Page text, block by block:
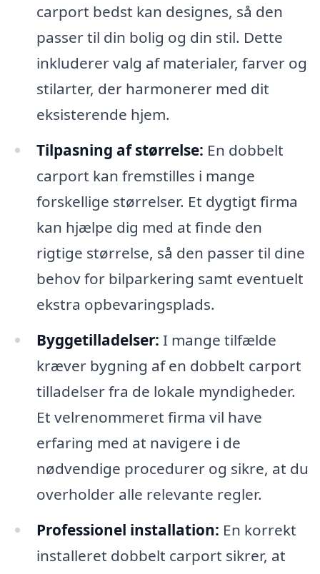
carport bedst kan designes, så den
passer til din bolig og din stil. Dette
inkluderer valg af materialer, farver og
stilarter, der harmonerer med dit
eksisterende hjem.
Tilpasning af størrelse: En dobbelt
carport kan fremstilles i mange
forskellige størrelser. Et dygtigt firma
kan hjælpe dig med at finde den
rigtige størrelse, så den passer til dine
behov for bilparkering samt eventuelt
ekstra opbevaringsplads.
Byggetilladelser: I mange tilfælde
kræver bygning af en dobbelt carport
tilladelser fra de lokale myndigheder.
Et velrenommeret firma vil have
erfaring med at navigere i de
nødvendige procedurer og sikre, at du
overholder alle relevante regler.
Professionel installation: En korrekt
installeret dobbelt carport sikrer, at